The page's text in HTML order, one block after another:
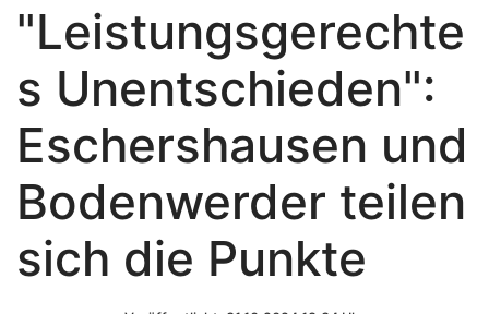
"Leistungsgerechte
s Unentschieden":
Eschershausen und
Bodenwerder teilen
sich die Punkte